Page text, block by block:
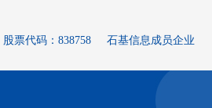
股票代码：838758 石基信息成员企业